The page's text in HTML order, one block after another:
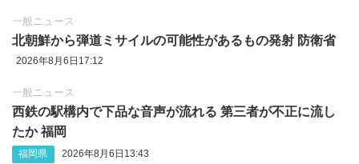
一般ニュース
北朝鮮から弾道ミサイルの可能性があるもの発射 防衛省
2026年8月6日17:12
一般ニュース
西鉄の駅構内で下品な音声が流れる 第三者が不正に流し
たか 福岡
福岡県 2026年8月6日13:43